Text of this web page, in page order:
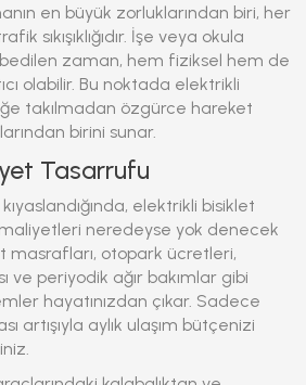
en büyük zorluklarından biri, her
sıkışıklığıdır. İşe veya okula
zaman, hem fiziksel hem de
olabilir. Bu noktada elektrikli
takılmadan özgürce hareket
birini sunar.
Tasarrufu
elektrikli bisiklet
neredeyse yok denecek
masrafları, otopark ücretleri,
ve periyodik ağır bakımlar gibi
hayatınızdan çıkar. Sadece
artışıyla aylık ulaşım bütçenizi